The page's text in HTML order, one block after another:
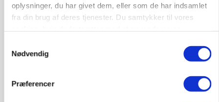
oplysninger, du har givet dem, eller som de har indsamlet
fra din brug af deres tjenester. Du samtykker til vores
Nødvendig
Præferencer